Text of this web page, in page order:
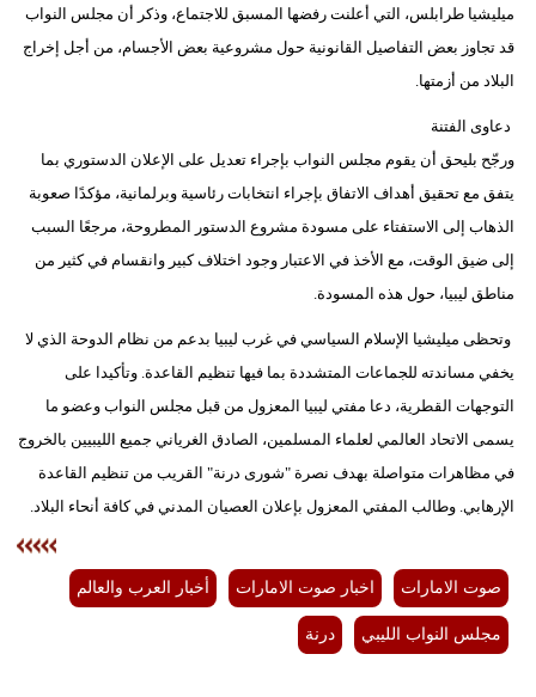
ميليشيا طرابلس، التي أعلنت رفضها المسبق للاجتماع، وذكر أن مجلس النواب
قد تجاوز بعض التفاصيل القانونية حول مشروعية بعض الأجسام، من أجل إخراج
البلاد من أزمتها.
دعاوى الفتنة
ورجّح بليحق أن يقوم مجلس النواب بإجراء تعديل على الإعلان الدستوري بما
يتفق مع تحقيق أهداف الاتفاق بإجراء انتخابات رئاسية وبرلمانية، مؤكدًا صعوبة
الذهاب إلى الاستفتاء على مسودة مشروع الدستور المطروحة، مرجعًا السبب
إلى ضيق الوقت، مع الأخذ في الاعتبار وجود اختلاف كبير وانقسام في كثير من
مناطق ليبيا، حول هذه المسودة.
وتحظى ميليشيا الإسلام السياسي في غرب ليبيا بدعم من نظام الدوحة الذي لا
يخفي مساندته للجماعات المتشددة بما فيها تنظيم القاعدة. وتأكيدا على
التوجهات القطرية، دعا مفتي ليبيا المعزول من قبل مجلس النواب وعضو ما
يسمى الاتحاد العالمي لعلماء المسلمين، الصادق الغرياني جميع الليبيين بالخروج
في مظاهرات متواصلة بهدف نصرة "شورى درنة" القريب من تنظيم القاعدة
الإرهابي. وطالب المفتي المعزول بإعلان العصيان المدني في كافة أنحاء البلاد.
صوت الامارات اخبار صوت الامارات أخبار العرب والعالم
مجلس النواب الليبي درنة